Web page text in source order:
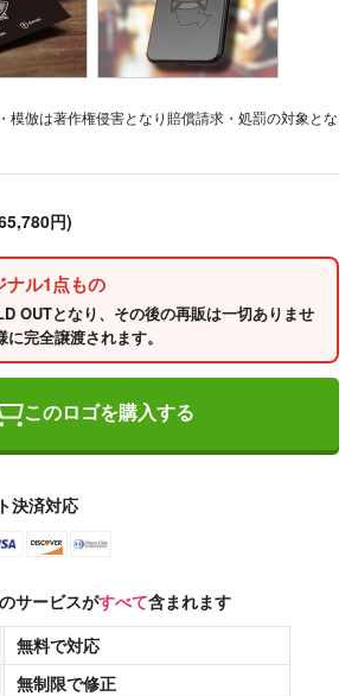
模倣は著作権侵害となり賠償請求・処罰の対象とな
円)
ナル1点もの
OUTとなり、その後の再販は一切ありませ
完全譲渡されます。
このロゴを購入する
決済対応
サービスがすべて含まれます
無料で対応
無制限で修正